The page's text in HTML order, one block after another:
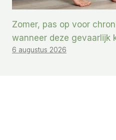
Zomer, pas op voor
wanneer deze gevaarlijk
6 augustus 2026